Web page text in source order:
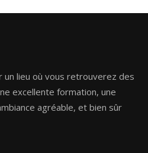
lieu où vous retrouverez des
excellente formation, une
agréable, et bien sûr